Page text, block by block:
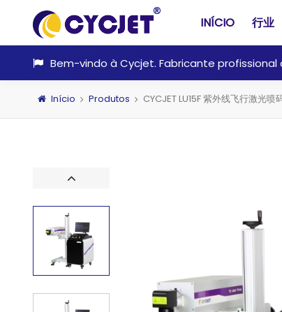
INÍCIO 行业
Bem-vindo à Cycjet. Fabricante
Início Produtos CYCJET LU15F 紫外线飞行激光喷